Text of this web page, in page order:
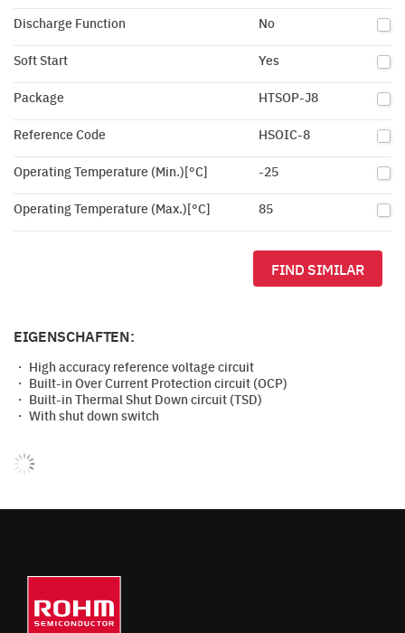
Discharge Function No
Soft Start Yes
Package HTSOP-J8
Reference Code HSOIC-8
Operating Temperature (Min.)[°C] -25
Operating Temperature (Max.)[°C] 85
FIND SIMILAR
EIGENSCHAFTEN:
・ High accuracy reference voltage circuit
・ Built-in Over Current Protection circuit (OCP)
・ Built-in Thermal Shut Down circuit (TSD)
・ With shut down switch